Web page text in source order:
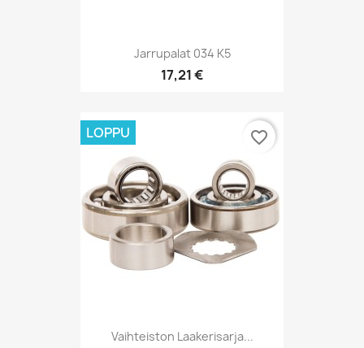
Jarrupalat 034 K5
17,21 €
Vaihteiston Laakerisarja...
LOPPU favorite_border